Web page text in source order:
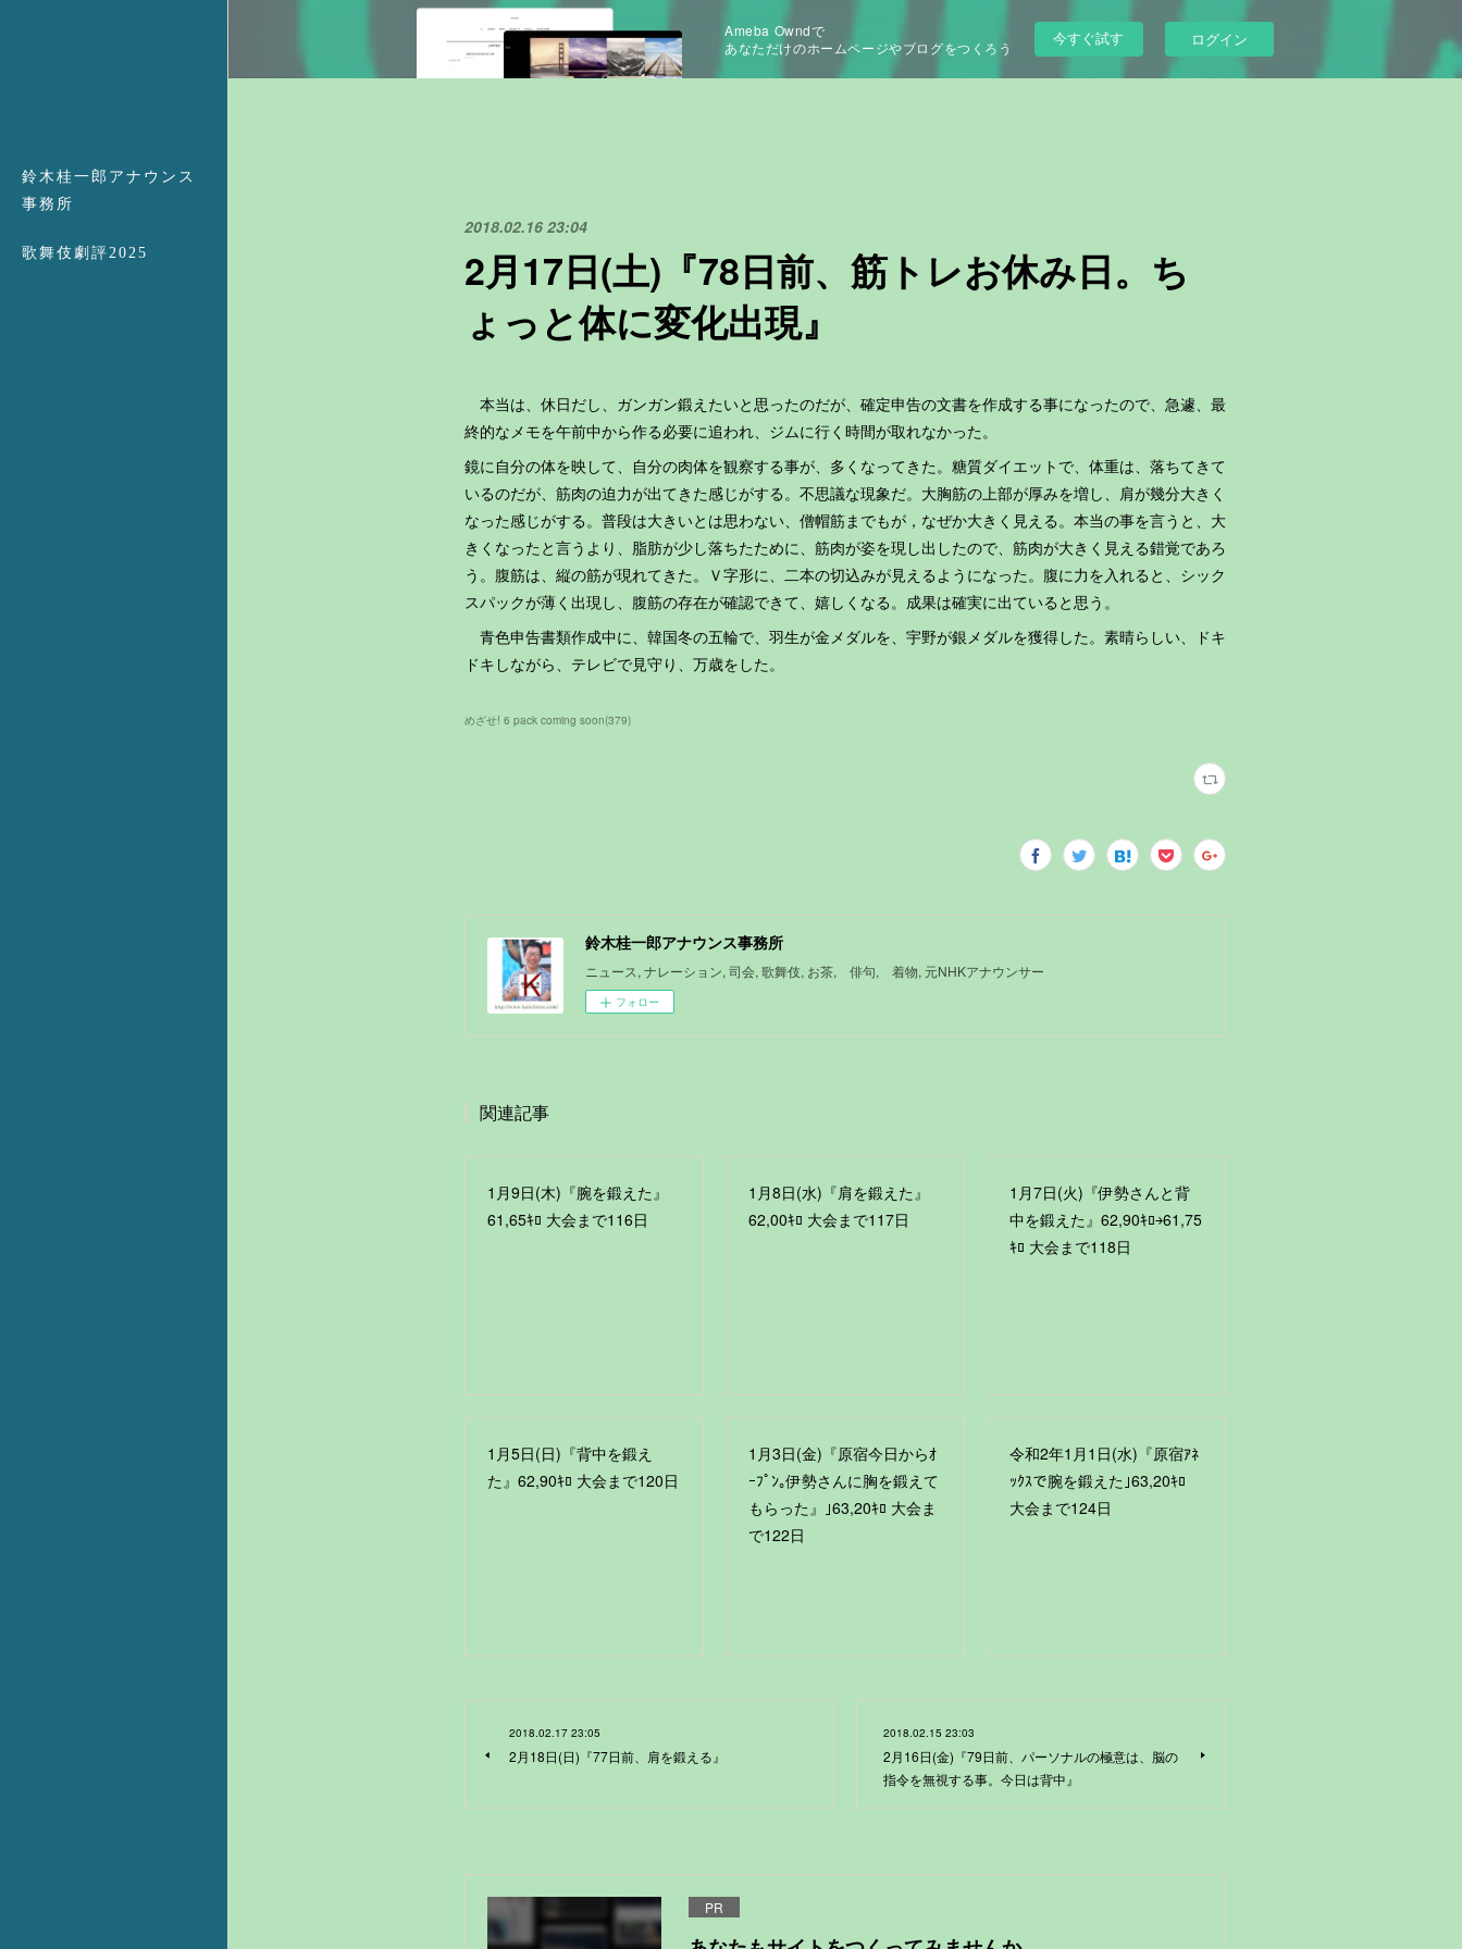
鈴木桂一郎アナウンス
事務所
歌舞伎劇評2025
Ameba Owndで
あなただけのホームページやブログをつくろう
今すぐ試す ログイン
2018.02.16 23:04
2月17日(土)『78日前、筋トレお休み日。ち
ょっと体に変化出現』
本当は、休日だし、ガンガン鍛えたいと思ったのだが、確定申告の文書を作成する事になったので、急遽、最
終的なメモを午前中から作る必要に追われ、ジムに行く時間が取れなかった。
鏡に自分の体を映して、自分の肉体を観察する事が、多くなってきた。糖質ダイエットで、体重は、落ちてきて
いるのだが、筋肉の迫力が出てきた感じがする。不思議な現象だ。大胸筋の上部が厚みを増し、肩が幾分大きく
なった感じがする。普段は大きいとは思わない、僧帽筋までもが，なぜか大きく見える。本当の事を言うと、大
きくなったと言うより、脂肪が少し落ちたために、筋肉が姿を現し出したので、筋肉が大きく見える錯覚であろ
う。腹筋は、縦の筋が現れてきた。Ｖ字形に、二本の切込みが見えるようになった。腹に力を入れると、シック
スパックが薄く出現し、腹筋の存在が確認できて、嬉しくなる。成果は確実に出ていると思う。
青色申告書類作成中に、韓国冬の五輪で、羽生が金メダルを、宇野が銀メダルを獲得した。素晴らしい、ドキ
ドキしながら、テレビで見守り、万歳をした。
めざせ! 6 pack coming soon(379)
鈴木桂一郎アナウンス事務所
ニュース, ナレーション, 司会, 歌舞伎, お茶, 俳句, 着物, 元NHKアナウンサー
フォロー
関連記事
1月9日(木)『腕を鍛えた』
61,65ｷﾛ 大会まで116日
1月8日(水)『肩を鍛えた』
62,00ｷﾛ 大会まで117日
1月7日(火)『伊勢さんと背
中を鍛えた』62,90ｷﾛ￫61,75
ｷﾛ 大会まで118日
1月5日(日)『背中を鍛え
た』62,90ｷﾛ 大会まで120日
1月3日(金)『原宿今日からｵ
ｰﾌﾟﾝ｡伊勢さんに胸を鍛えて
もらった』｣63,20ｷﾛ 大会ま
で122日
令和2年1月1日(水)『原宿ｱﾈ
ｯｸｽで腕を鍛えた｣63,20ｷﾛ
大会まで124日
2018.02.17 23:05
2月18日(日)『77日前、肩を鍛える』
2018.02.15 23:03
2月16日(金)『79日前、パーソナルの極意は、脳の
指令を無視する事。今日は背中』
PR